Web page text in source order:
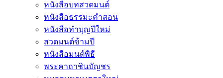
หนังสือบทสวดมนต์
หนังสือธรรมะคำสอน
หนังสือทำบุญปีใหม่
สวดมนต์ข้ามปี
หนังสือมนต์พิธี
พระคาถาชินบัญชร